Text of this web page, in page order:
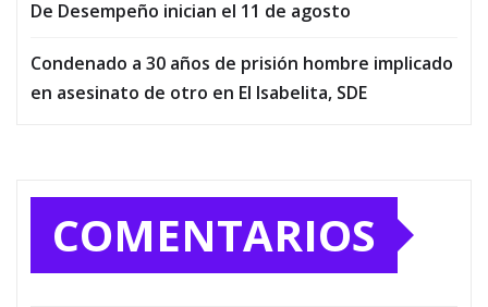
De Desempeño inician el 11 de agosto
Condenado a 30 años de prisión hombre implicado
en asesinato de otro en El Isabelita, SDE
COMENTARIOS